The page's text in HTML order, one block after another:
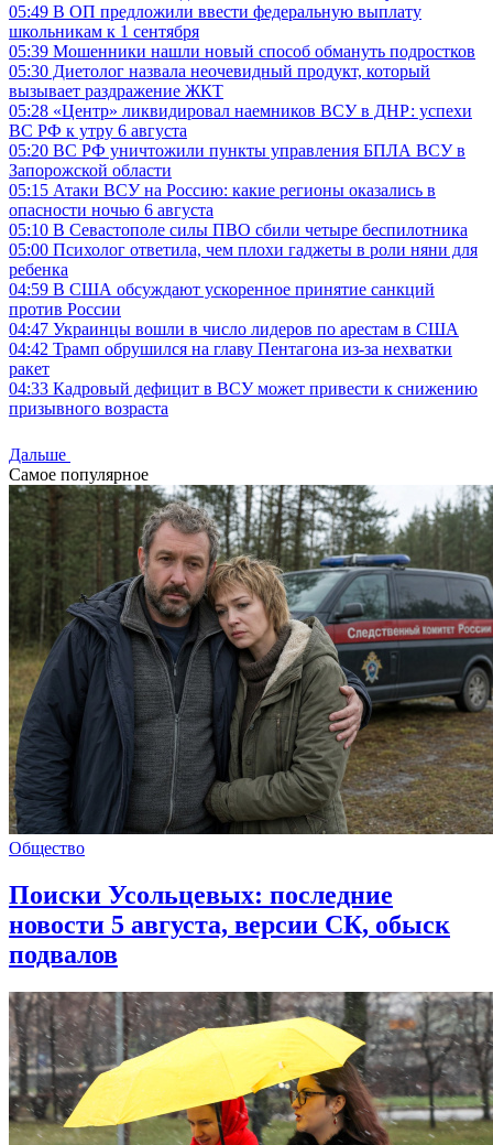
05:49 В ОП предложили ввести федеральную выплату
школьникам к 1 сентября
05:39 Мошенники нашли новый способ обмануть подростков
05:30 Диетолог назвала неочевидный продукт, который
вызывает раздражение ЖКТ
05:28 «Центр» ликвидировал наемников ВСУ в ДНР: успехи
ВС РФ к утру 6 августа
05:20 ВС РФ уничтожили пункты управления БПЛА ВСУ в
Запорожской области
05:15 Атаки ВСУ на Россию: какие регионы оказались в
опасности ночью 6 августа
05:10 В Севастополе силы ПВО сбили четыре беспилотника
05:00 Психолог ответила, чем плохи гаджеты в роли няни для
ребенка
04:59 В США обсуждают ускоренное принятие санкций
против России
04:47 Украинцы вошли в число лидеров по арестам в США
04:42 Трамп обрушился на главу Пентагона из-за нехватки
ракет
04:33 Кадровый дефицит в ВСУ может привести к снижению
призывного возраста
Дальше
Самое популярное
Общество
Поиски Усольцевых: последние
новости 5 августа, версии СК, обыск
подвалов